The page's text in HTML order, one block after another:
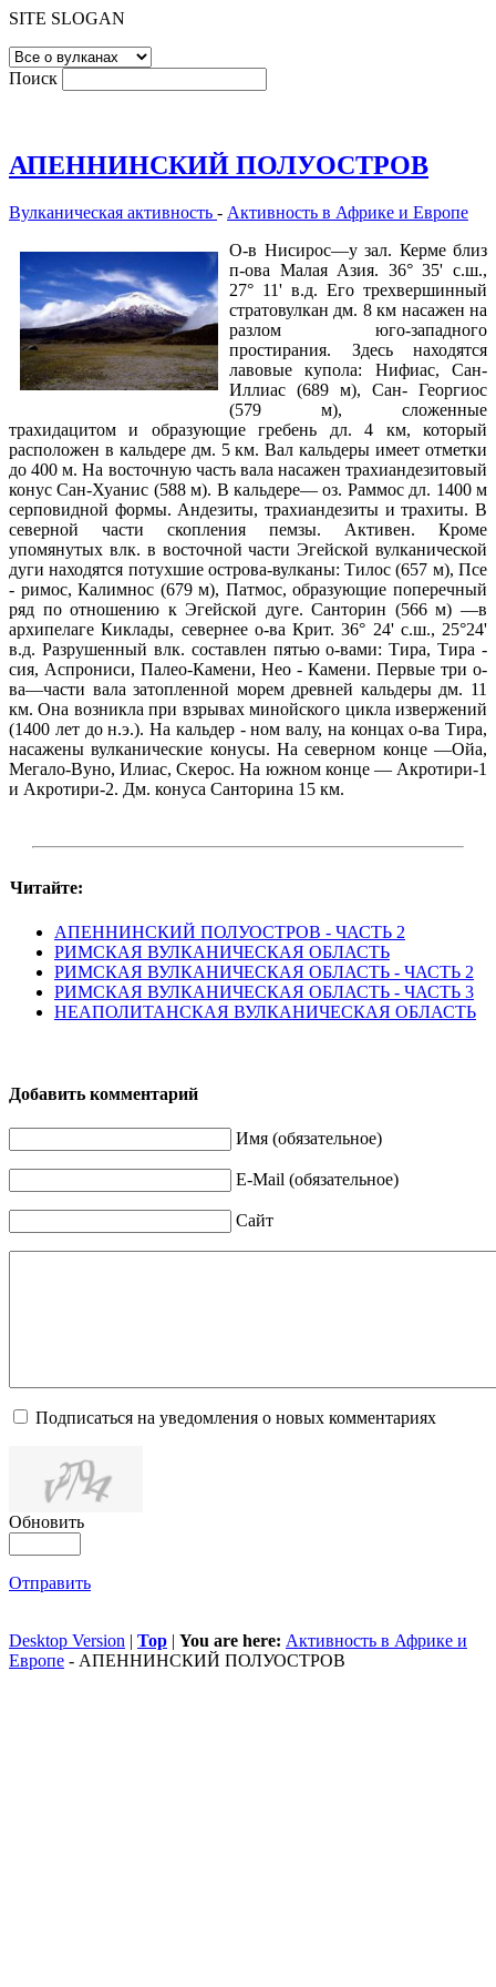
SITE SLOGAN
Поиск
АПЕННИНСКИЙ ПОЛУОСТРОВ
Вулканическая активность - Активность в Африке и Европе
О-в Нисирос—у зал. Керме близ
п-ова Малая Азия. 36° 35' с.ш.,
27° 11' в.д. Его трехвершинный
стратовулкан дм. 8 км насажен на
разлом юго-западного
простирания. Здесь находятся
лавовые купола: Нифиас, Сан-
Иллиас (689 м), Сан- Георгиос
(579 м), сложенные
трахидацитом и образующие гребень дл. 4 км, который
расположен в кальдере дм. 5 км. Вал кальдеры имеет отметки
до 400 м. На восточную часть вала насажен трахиандезитовый
конус Сан-Хуанис (588 м). В кальдере— оз. Раммос дл. 1400 м
серповидной формы. Андезиты, трахиандезиты и трахиты. В
северной части скопления пемзы. Активен. Кроме
упомянутых влк. в восточной части Эгейской вулканической
дуги находятся потухшие острова-вулканы: Тилос (657 м), Псе
- римос, Калимнос (679 м), Патмос, образующие поперечный
ряд по отношению к Эгейской дуге. Санторин (566 м) —в
архипелаге Киклады, севернее о-ва Крит. 36° 24' с.ш., 25°24'
в.д. Разрушенный влк. составлен пятью о-вами: Тира, Тира -
сия, Аспрониси, Палео-Камени, Нео - Камени. Первые три о-
ва—части вала затопленной морем древней кальдеры дм. 11
км. Она возникла при взрывах минойского цикла извержений
(1400 лет до н.э.). На кальдер - ном валу, на концах о-ва Тира,
насажены вулканические конусы. На северном конце —Ойа,
Мегало-Вуно, Илиас, Скерос. На южном конце — Акротири-1
и Акротири-2. Дм. конуса Санторина 15 км.
Читайте:
АПЕННИНСКИЙ ПОЛУОСТРОВ - ЧАСТЬ 2
РИМСКАЯ ВУЛКАНИЧЕСКАЯ ОБЛАСТЬ
РИМСКАЯ ВУЛКАНИЧЕСКАЯ ОБЛАСТЬ - ЧАСТЬ 2
РИМСКАЯ ВУЛКАНИЧЕСКАЯ ОБЛАСТЬ - ЧАСТЬ 3
НЕАПОЛИТАНСКАЯ ВУЛКАНИЧЕСКАЯ ОБЛАСТЬ
Добавить комментарий
Имя (обязательное)
E-Mail (обязательное)
Сайт
Подписаться на уведомления о новых комментариях
Обновить
Отправить
Desktop Version | Top | You are here: Активность в Африке и
Европе - АПЕННИНСКИЙ ПОЛУОСТРОВ